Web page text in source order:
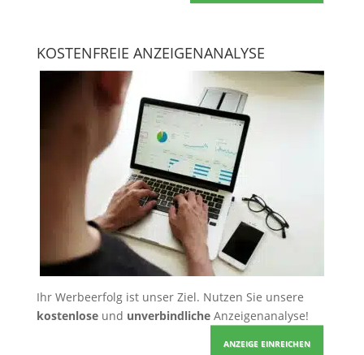
KOSTENFREIE ANZEIGENANALYSE
Ihr Werbeerfolg ist unser Ziel. Nutzen Sie unsere
kostenloseund unverbindlicheAnzeigenanalyse!
ANZEIGE EINREICHEN